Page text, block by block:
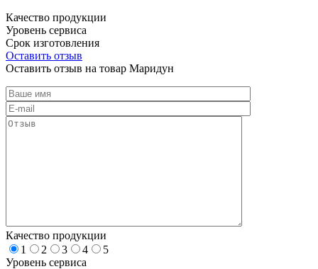
Качество продукции
Уровень сервиса
Срок изготовления
Оставить отзыв
Оставить отзыв на товар Маридун
Качество продукции
1
2 3 4
5
Уровень сервиса